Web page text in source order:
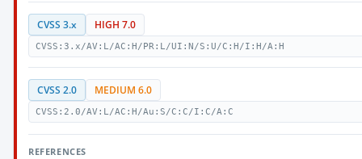
CVSS 3.x HIGH 7.0
CVSS:3.x/AV:L/AC:H/PR:L/UI:N/S:U/C:H/I:H/A:H
CVSS 2.0 MEDIUM 6.0
CVSS:2.0/AV:L/AC:H/Au:S/C:C/I:C/A:C
REFERENCES